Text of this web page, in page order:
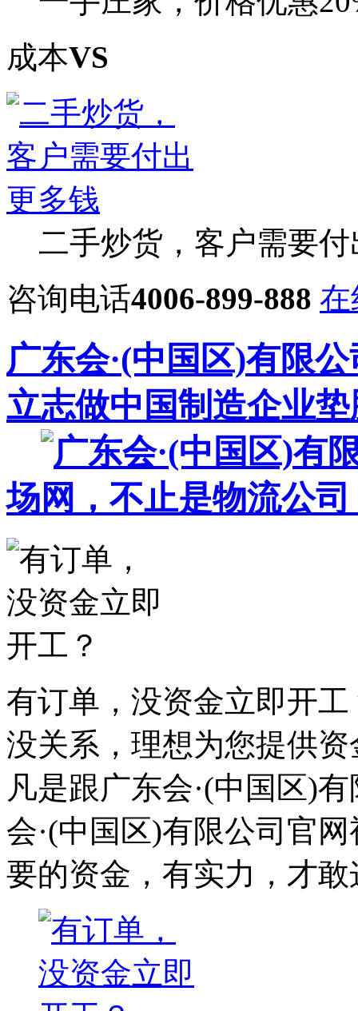
成本VS
二手炒货，客户需要
咨询电话4006-899-888 在
广东会·(中国区)有限
立志做中国制造企业
场
有订单，没资金立即开工
没关系，理想为您提供
凡是跟广东会·(中国区)
会·(中国区)有限公司官
要的资金，有实力，才